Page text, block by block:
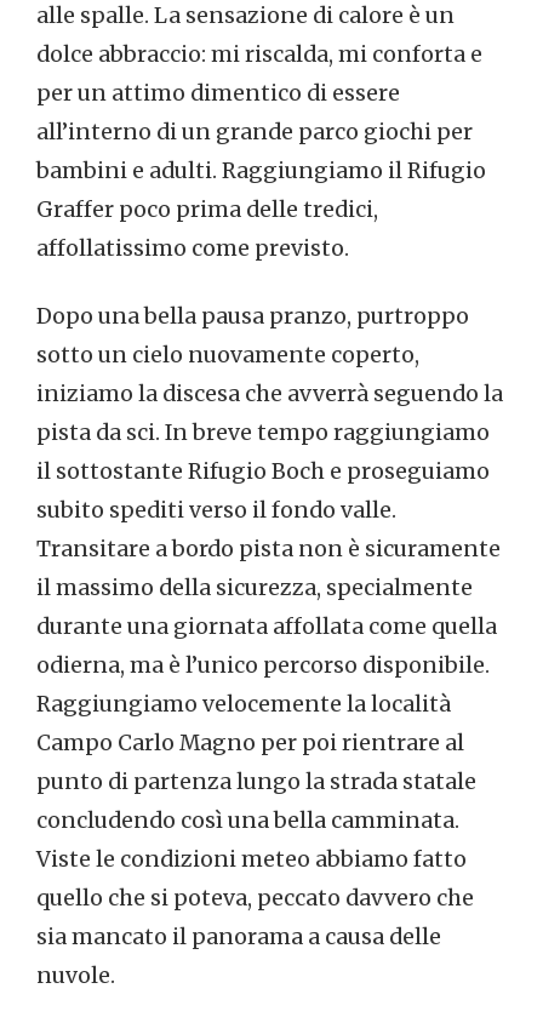
alle spalle. La sensazione di calore è un
dolce abbraccio: mi riscalda, mi conforta e
per un attimo dimentico di essere
all’interno di un grande parco giochi per
bambini e adulti. Raggiungiamo il Rifugio
Graffer poco prima delle tredici,
affollatissimo come previsto.
Dopo una bella pausa pranzo, purtroppo
sotto un cielo nuovamente coperto,
iniziamo la discesa che avverrà seguendo la
pista da sci. In breve tempo raggiungiamo
il sottostante Rifugio Boch e proseguiamo
subito spediti verso il fondo valle.
Transitare a bordo pista non è sicuramente
il massimo della sicurezza, specialmente
durante una giornata affollata come quella
odierna, ma è l’unico percorso disponibile.
Raggiungiamo velocemente la località
Campo Carlo Magno per poi rientrare al
punto di partenza lungo la strada statale
concludendo così una bella camminata.
Viste le condizioni meteo abbiamo fatto
quello che si poteva, peccato davvero che
sia mancato il panorama a causa delle
nuvole.